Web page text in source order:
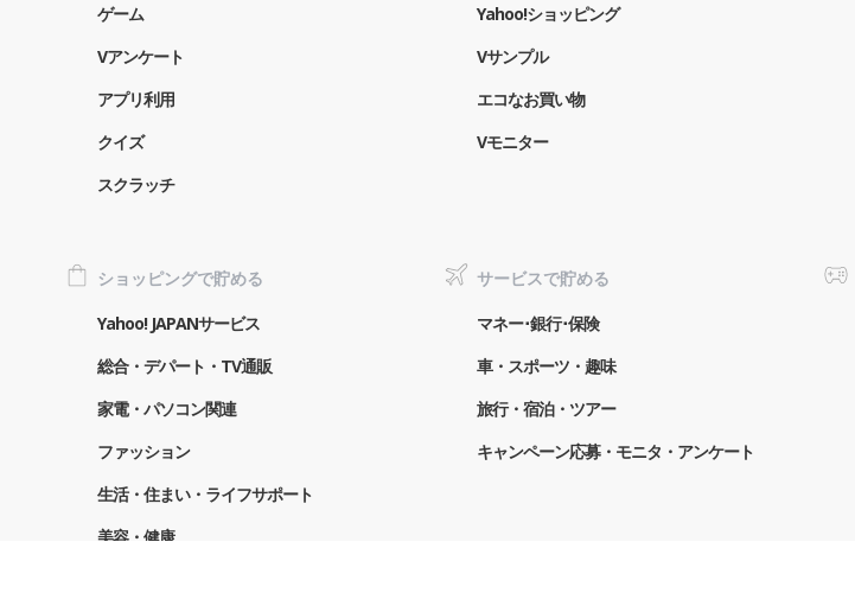
ゲーム
Vアンケート
アプリ利用
クイズ
スクラッチ
Yahoo!ショッピング
Vサンプル
エコなお買い物
Vモニター
ショッピングで貯める
Yahoo! JAPANサービス
総合・デパート・TV通販
家電・パソコン関連
ファッション
生活・住まい・ライフサポート
美容・健康
サービスで貯める
マネー･銀行･保険
車・スポーツ・趣味
旅行・宿泊・ツアー
キャンペーン応募・モニタ・アンケート